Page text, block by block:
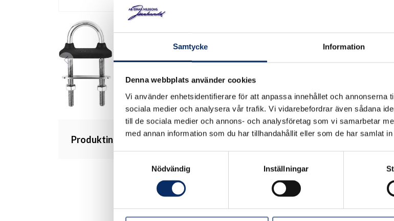
Samtycke Information
Denna webbplats använder cookies
Vi använder enhetsidentifierare för att anpassa innehållet och annonserna
sociala medier och analysera vår trafik. Vi vidarebefordrar även sådana
till de sociala medier och annons- och analysföretag som vi samarbetar
med annan information som du har tillhandahållit eller som de har samlat
Nödvändig
Inställningar
Produktinformation